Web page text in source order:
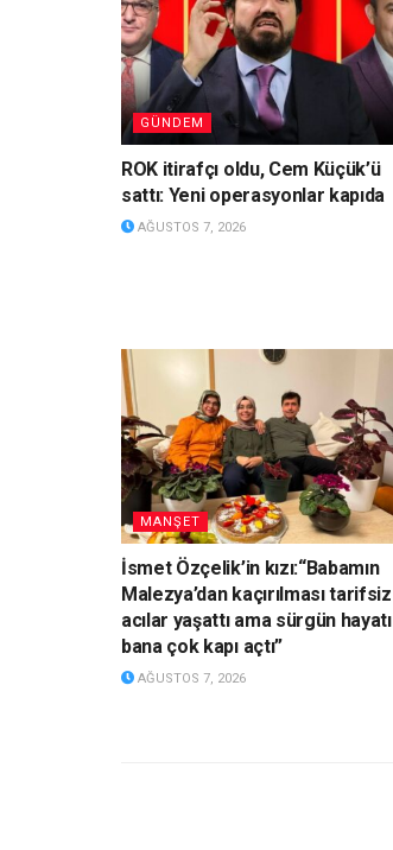
GÜNDEM
ROK itirafçı oldu, Cem Küçük’ü
sattı: Yeni operasyonlar kapıda
AĞUSTOS 7, 2026
MANŞET
İsmet Özçelik’in kızı:“Babamın
Malezya’dan kaçırılması tarifsiz
acılar yaşattı ama sürgün hayatı
bana çok kapı açtı”
AĞUSTOS 7, 2026